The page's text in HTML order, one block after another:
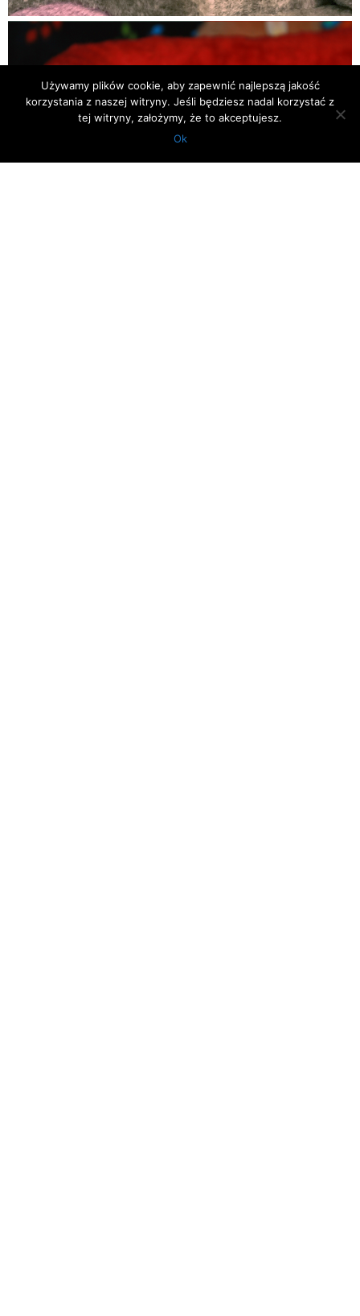
Używamy plików cookie, aby zapewnić najlepszą jakość
korzystania z naszej witryny. Jeśli będziesz nadal korzystać z
tej witryny, założymy, że to akceptujesz.
Ok